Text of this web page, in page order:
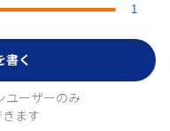
1
書く
ユーザーのみ
ます